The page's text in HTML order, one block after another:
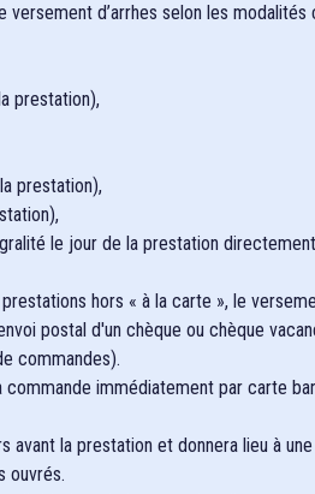
d’arrhes selon les modalités
prestation),
prestation),
le jour de la prestation
hors « à la carte », le
postal d'un chèque ou chèque
commandes).
immédiatement par carte
la prestation et donnera lieu à
ouvrés.